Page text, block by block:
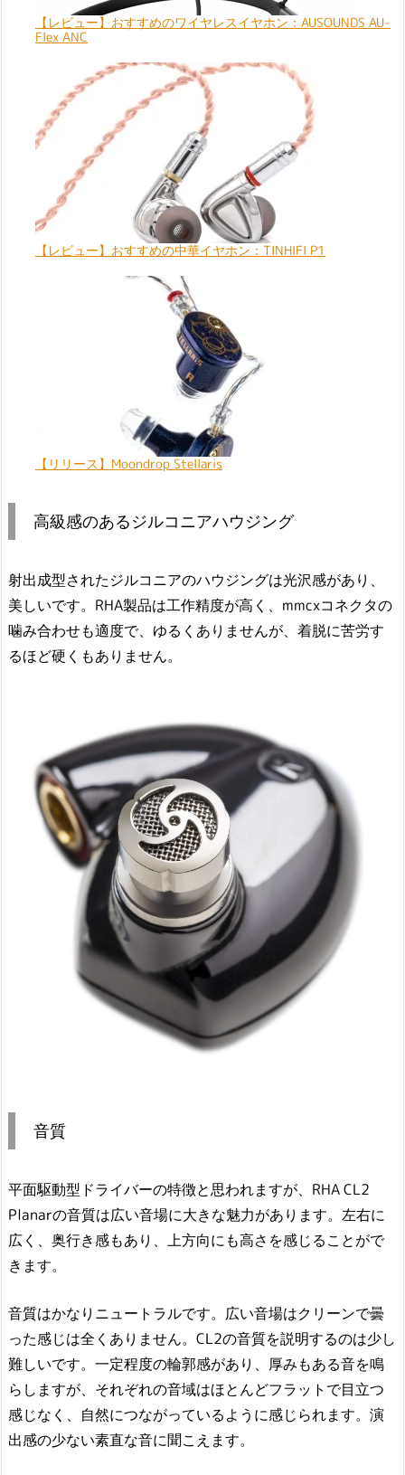
【レビュー】おすすめのワイヤレスイヤホン：AUSOUNDS AU-
Flex ANC
【レビュー】おすすめの中華イヤホン：TINHIFI P1
【リリース】Moondrop Stellaris
高級感のあるジルコニアハウジング
射出成型されたジルコニアのハウジングは光沢感があり、
美しいです。RHA製品は工作精度が高く、mmcxコネクタの
噛み合わせも適度で、ゆるくありませんが、着脱に苦労す
るほど硬くもありません。
音質
平面駆動型ドライバーの特徴と思われますが、RHA CL2
Planarの音質は広い音場に大きな魅力があります。左右に
広く、奥行き感もあり、上方向にも高さを感じることがで
きます。
音質はかなりニュートラルです。広い音場はクリーンで曇
った感じは全くありません。CL2の音質を説明するのは少し
難しいです。一定程度の輪郭感があり、厚みもある音を鳴
らしますが、それぞれの音域はほとんどフラットで目立つ
感じなく、自然につながっているように感じられます。演
出感の少ない素直な音に聞こえます。